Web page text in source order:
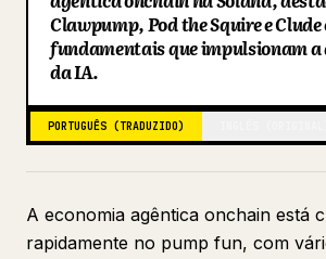
Blog
Atualizações
Clawpump, Pod the Squire e
fundamentais que impulsionam
da IA.
PORTUGUÊS (TRADUZIDO)
A economia agêntica onchain está
rapidamente no pump fun, com